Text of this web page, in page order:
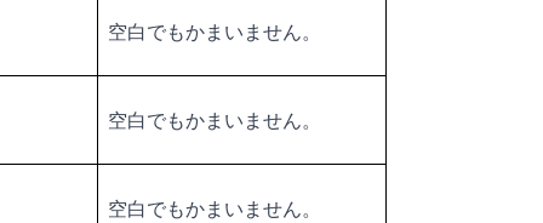
空白でもかまいません。
空白でもかまいません。
空白でもかまいません。